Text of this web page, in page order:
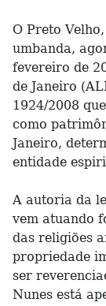
O Preto
umbanda,
fevereiro de
de Janeiro
1924/2008
como
Janeiro,
entidade
A autoria da
vem atuando
das religiões
propriedade
ser
Nunes está